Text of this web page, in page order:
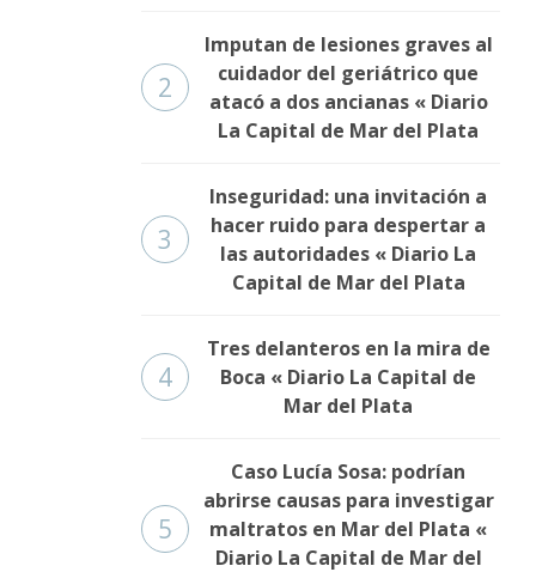
2
Imputan de lesiones graves al
cuidador del geriátrico que
atacó a dos ancianas « Diario
La Capital de Mar del Plata
3
Inseguridad: una invitación a
hacer ruido para despertar a
las autoridades « Diario La
Capital de Mar del Plata
4
Tres delanteros en la mira de
Boca « Diario La Capital de
Mar del Plata
5
Caso Lucía Sosa: podrían
abrirse causas para investigar
maltratos en Mar del Plata «
Diario La Capital de Mar del